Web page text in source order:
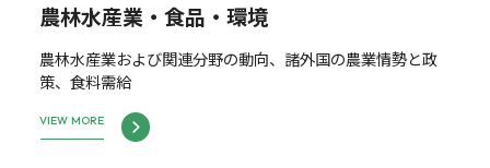
農林水産業・食品・環境
農林水産業および関連分野の動向、諸外国の農業情勢と政
策、食料需給
VIEW MORE